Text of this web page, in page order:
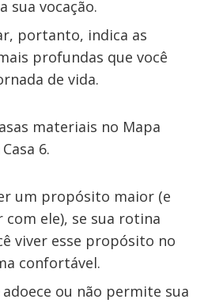
sua vocação.
portanto, indica as
profundas que você
de vida.
materiais no Mapa
6.
um propósito maior (e
ele), se sua rotina
viver esse propósito no
confortável.
ou não permite sua